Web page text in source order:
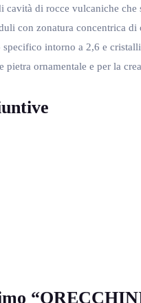
cavità di rocce vulcaniche
con zonatura concentrica
specifico intorno a 2,6 e
pietra ornamentale e per la